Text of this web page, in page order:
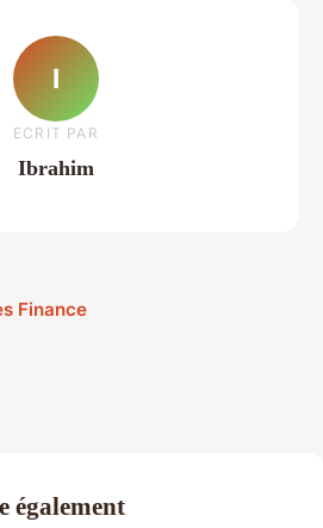
I
ECRIT PAR
Ibrahim
Finance
également